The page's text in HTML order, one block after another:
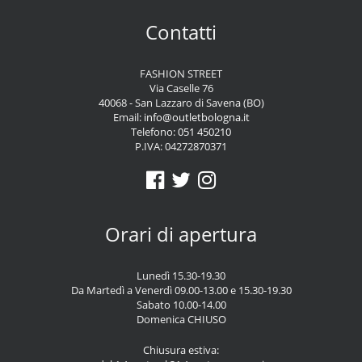
Contatti
FASHION STREET
Via Caselle 76
40068 - San Lazzaro di Savena (BO)
Email: info@outletbologna.it
Telefono:051 450210
P.IVA: 04272870371
Orari di apertura
Lunedì 15.30-19.30
Da Martedì a Venerdì 09.00-13.00 e 15.30-19.30
Sabato 10.00-14.00
Domenica CHIUSO
Chiusura estiva: